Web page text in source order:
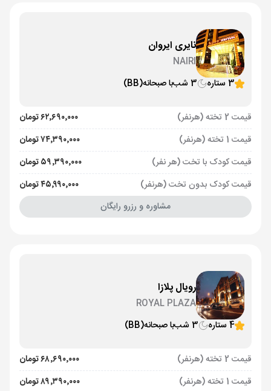
نایری ایروان
NAIRI
3 ستاره
3 شب با صبحانه(BB)
قیمت 2 تخته (هرنفر)
۶۲٬۶۹۰٬۰۰۰ تومان
قیمت 1 تخته (هرنفر)
۷۴٬۳۹۰٬۰۰۰ تومان
قیمت کودک با تخت (هر نفر)
۵۹٬۳۹۰٬۰۰۰ تومان
قیمت کودک بدون تخت (هرنفر)
۴۵٬۹۹۰٬۰۰۰ تومان
مشاوره و رزرو رایگان
رویال پلازا
ROYAL PLAZA
4 ستاره
3 شب با صبحانه(BB)
قیمت 2 تخته (هرنفر)
۶۸٬۶۹۰٬۰۰۰ تومان
قیمت 1 تخته (هرنفر)
۸۹٬۳۹۰٬۰۰۰ تومان